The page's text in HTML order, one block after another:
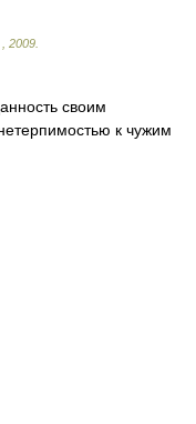
2009
своим
к чужим